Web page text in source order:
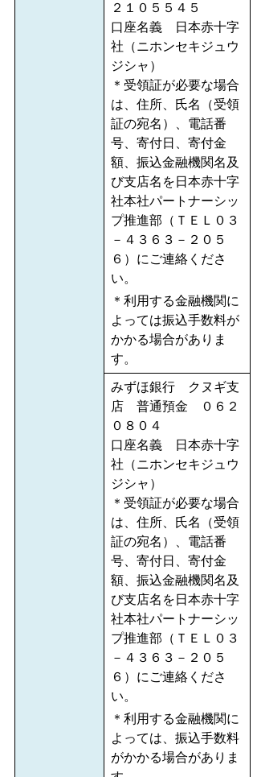
２１０５５４５
口座名義 日本赤十字
社（ニホンセキジュウ
ジシャ）
＊受領証が必要な場合
は、住所、氏名（受領
証の宛名）、電話番
号、寄付日、寄付金
額、振込金融機関名及
び支店名を日本赤十字
社本社パートナーシッ
プ推進部（ＴＥＬ０３
－４３６３－２０５
６）にご連絡くださ
い。
＊利用する金融機関に
よっては振込手数料が
かかる場合がありま
す。
みずほ銀行 クヌギ支
店 普通預金 ０６２
０８０４
口座名義 日本赤十字
社（ニホンセキジュウ
ジシャ）
＊受領証が必要な場合
は、住所、氏名（受領
証の宛名）、電話番
号、寄付日、寄付金
額、振込金融機関名及
び支店名を日本赤十字
社本社パートナーシッ
プ推進部（ＴＥＬ０３
－４３６３－２０５
６）にご連絡くださ
い。
＊利用する金融機関に
よっては、振込手数料
がかかる場合がありま